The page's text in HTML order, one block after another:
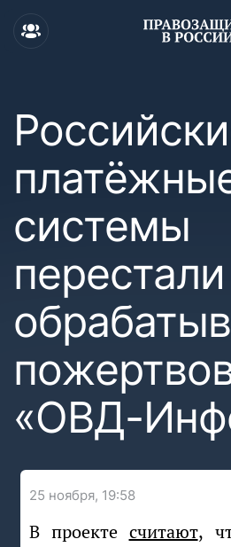
системы
перестали
«ОВД-
25 ноября, 19:58
В проекте считают,